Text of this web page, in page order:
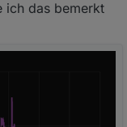
ich das bemerkt